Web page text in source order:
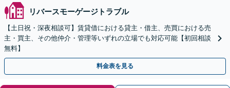
リバースモーゲージトラブル
【土日祝・深夜相談可】賃貸借における貸主・借主、売買における売
主・買主、その他仲介・管理等いずれの立場でも対応可能【初回相談
無料】
料金表を見る